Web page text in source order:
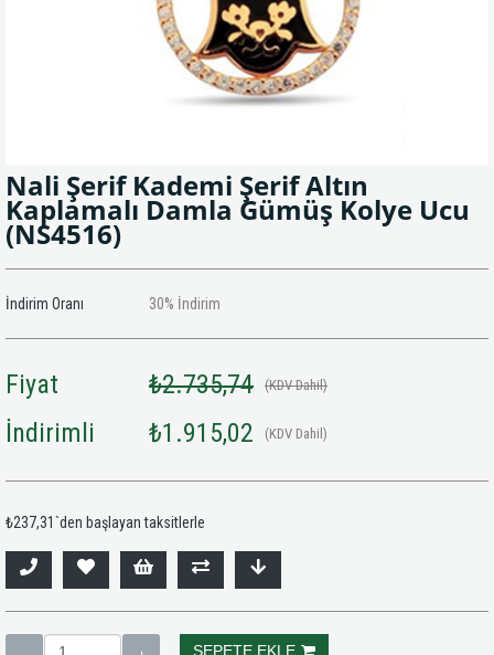
Nali Şerif Kademi Şerif Altın
Kaplamalı Damla Gümüş Kolye Ucu
(NS4516)
İndirim Oranı %
30 İndirim
Fiyat ₺2.735,74 (KDV Dahil)
İndirimli ₺1.915,02 (KDV Dahil)
₺237,31`den başlayan taksitlerle